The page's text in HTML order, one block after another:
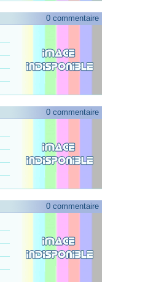
0 commentaire
0 commentaire
0 commentaire